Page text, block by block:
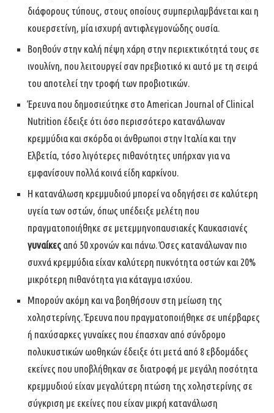
διάφορους τύπους, στους οποίους συμπεριλαμβάνεται και η
κουερσετίνη, μία ισχυρή αντιφλεγμονώδης ουσία.
Βοηθούν στην καλή πέψη χάρη στην περιεκτικότητά τους σε
ινουλίνη, που λειτουργεί σαν πρεβιοτικό κι αυτό με τη σειρά
του αποτελεί την τροφή των προβιοτικών.
Έρευνα που δημοσιεύτηκε στο American Journal of Clinical
Nutrition έδειξε ότι όσο περισσότερο κατανάλωναν
κρεμμύδια και σκόρδα οι άνθρωποι στην Ιταλία και την
Ελβετία, τόσο λιγότερες πιθανότητες υπήρχαν για να
εμφανίσουν πολλά κοινά είδη καρκίνου.
Η κατανάλωση κρεμμυδιού μπορεί να οδηγήσει σε καλύτερη
υγεία των οστών, όπως υπέδειξε μελέτη που
πραγματοποιήθηκε σε μετεμμηνοπαυσιακές Καυκασιανές
γυναίκες από 50 χρονών και πάνω. Όσες κατανάλωναν πιο
συχνά κρεμμύδια είχαν καλύτερη πυκνότητα οστών και 20%
μικρότερη πιθανότητα για κάταγμα ισχύου.
Μπορούν ακόμη και να βοηθήσουν στη μείωση της
χοληστερίνης. Έρευνα που πραγματοποιήθηκε σε υπέρβαρες
ή παχύσαρκες γυναίκες που έπασχαν από σύνδρομο
πολυκυστικών ωοθηκών έδειξε ότι μετά από 8 εβδομάδες
εκείνες που υποβλήθηκαν σε διατροφή με μεγάλη ποσότητα
κρεμμυδιού είχαν μεγαλύτερη πτώση της χοληστερίνης σε
σύγκριση με εκείνες που είχαν μικρή κατανάλωση